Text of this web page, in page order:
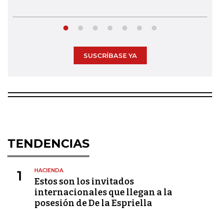
SUSCRÍBASE YA
TENDENCIAS
1 HACIENDA
Estos son los invitados
internacionales que llegan a la
posesión de De la Espriella